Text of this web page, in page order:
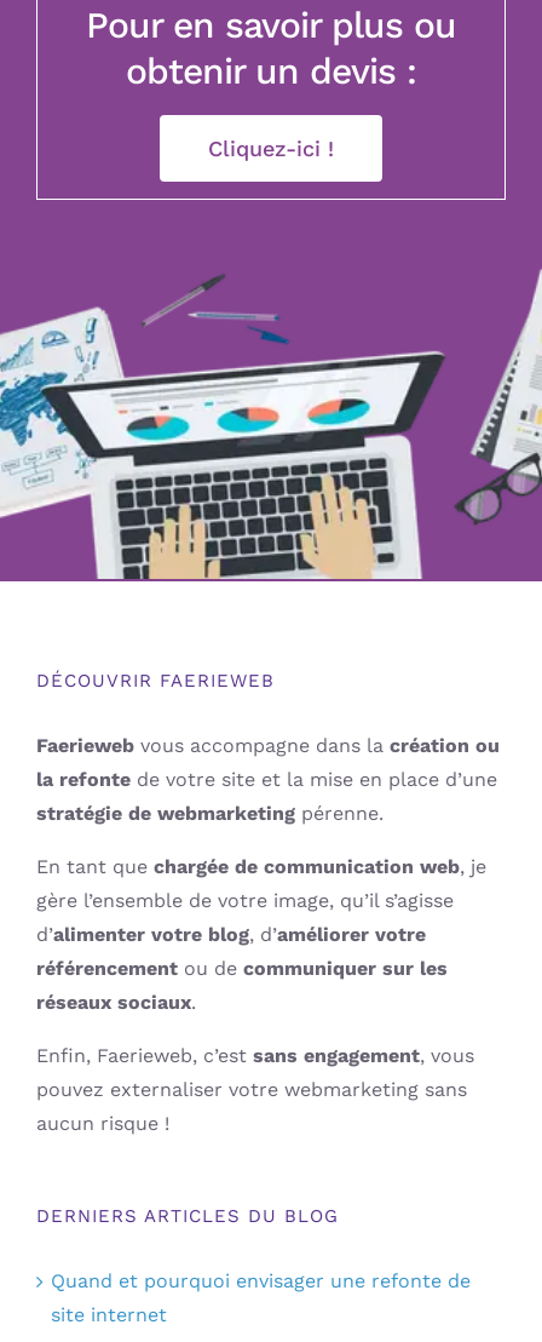
Pour en savoir plus ou
obtenir un devis :
Cliquez-ici !
DÉCOUVRIR FAERIEWEB
Faerieweb vous accompagne dans la création ou
la refonte de votre site et la mise en place d’une
stratégie de webmarketing pérenne.
En tant que chargée de communication web, je
gère l’ensemble de votre image, qu’il s’agisse
d’alimenter votre blog, d’améliorer votre
référencement ou de communiquer sur les
réseaux sociaux.
Enfin, Faerieweb, c’est sans engagement, vous
pouvez externaliser votre webmarketing sans
aucun risque !
DERNIERS ARTICLES DU BLOG
Quand et pourquoi envisager une refonte de
site internet